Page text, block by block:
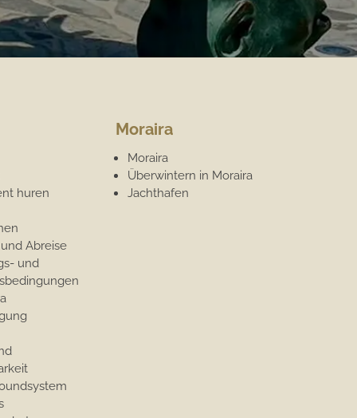
huren
Abreise
und
Moraira
Moraira
Überwintern in Moraira
Jachthafen